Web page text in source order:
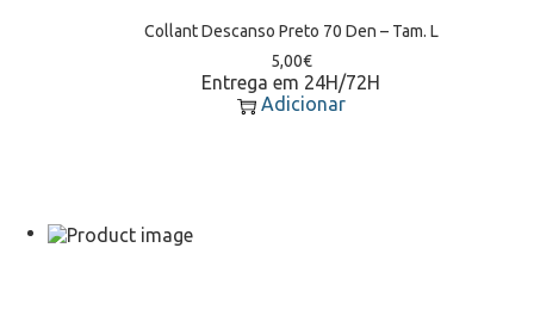
Collant Descanso Preto 70 Den – Tam. L
5,00€
Entrega em 24H/72H
Adicionar